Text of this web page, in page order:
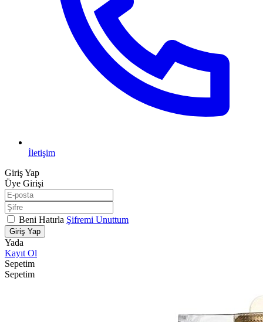
İletişim
Giriş Yap
Üye Girişi
Beni Hatırla Şifremi Unuttum
Giriş Yap
Yada
Kayıt Ol
Sepetim
Sepetim